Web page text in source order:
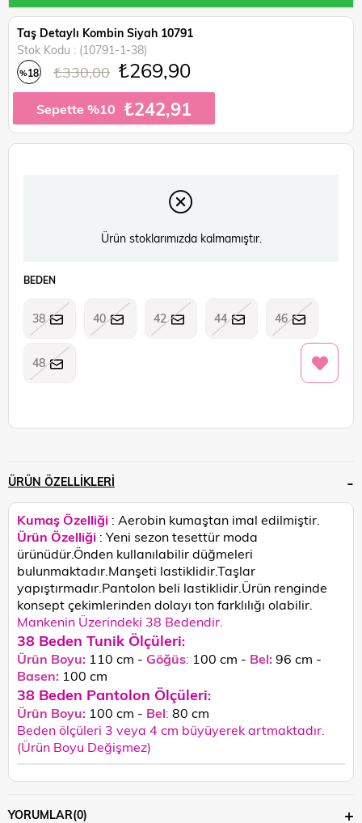
Taş Detaylı Kombin Siyah 10791
Stok Kodu
(10791-1-38)
%18 ₺330,00 ₺269,90
Sepette %10 ₺242,91
Ürün stoklarımızda kalmamıştır.
BEDEN
38 40 42 44 46
48
ÜRÜN ÖZELLIKLERI
Kumaş Özelliği : Aerobin kumaştan imal edilmiştir.
Ürün Özelliği : Yeni sezon tesettür moda
ürünüdür.Önden kullanılabilir düğmeleri
bulunmaktadır.Manşeti lastiklidir.Taşlar
yapıştırmadır.Pantolon beli lastiklidir. Ürün renginde
konsept çekimlerinden dolayı ton farklılığı olabilir.
Mankenin Üzerindeki 38 Bedendir.
38 Beden Tunik Ölçüleri:
Ürün Boyu: 110 cm - Göğüs: 100 cm - Bel:96 cm -
Basen: 100 cm
38 Beden Pantolon Ölçüleri:
Ürün Boyu: 100 cm - Bel: 80 cm
Beden ölçüleri 3 veya 4 cm büyüyerek artmaktadır.
(Ürün Boyu Değişmez)
YORUMLAR(0)